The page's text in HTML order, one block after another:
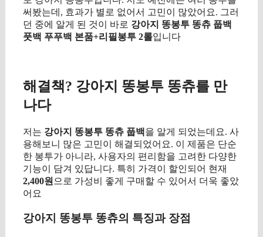
써봤는데, 효과가 별로 없어서 고민이 많았어요. 그러
던 중에 알게 된 것이 바로 강아지 똥봉투 똥츄 풉백
풋백 푸푸백 본품+리필봉투 2롤입니다
해결책? 강아지 똥봉투 똥츄를 만
나다
저는 강아지 똥봉투 똥츄 풉백을 알게 되었는데요. 사
용해보니 많은 고민이 해결되었어요. 이 제품은 단순
한 봉투가 아니라, 사용자의 편리함을 고려한 다양한
기능이 담겨 있답니다. 특히 가격이 할인되어 현재
2,400원 으로 가성비 좋게 구매할 수 있어서 더욱 좋았
어요
강아지 똥봉투 똥츄의 특징과 장점